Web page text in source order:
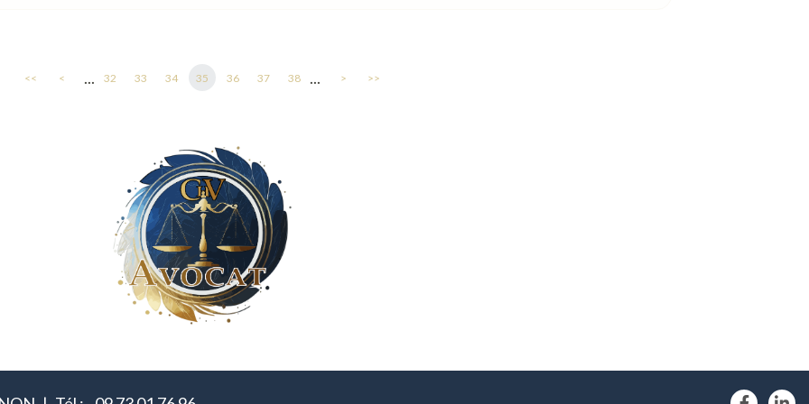
<< < ... 32 33 34 35 36 37 38 ... > >>